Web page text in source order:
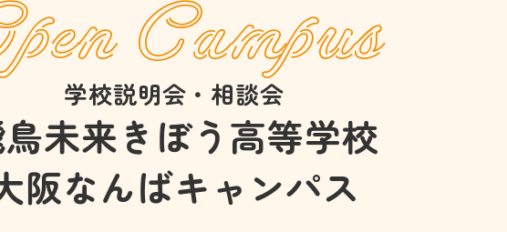
Campus
学校説明会・相談会
未来きぼう高等学校
阪なんばキャンパス